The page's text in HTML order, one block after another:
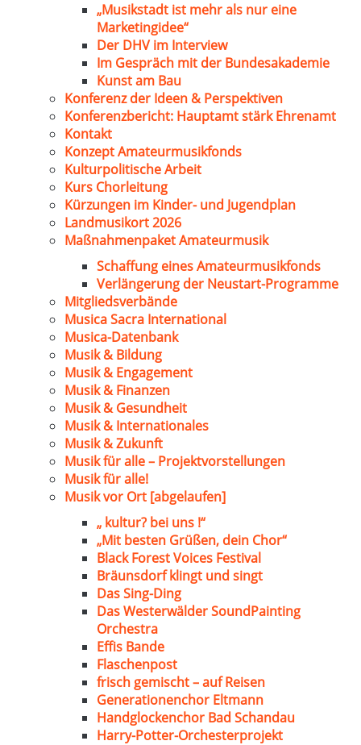
„Musikstadt ist mehr als nur eine
Marketingidee“
Der DHV im Interview
Im Gespräch mit der Bundesakademie
Kunst am Bau
Konferenz der Ideen & Perspektiven
Konferenzbericht: Hauptamt stärk Ehrenamt
Kontakt
Konzept Amateurmusikfonds
Kulturpolitische Arbeit
Kurs Chorleitung
Kürzungen im Kinder- und Jugendplan
Landmusikort 2026
Maßnahmenpaket Amateurmusik
Schaffung eines Amateurmusikfonds
Verlängerung der Neustart-Programme
Mitgliedsverbände
Musica Sacra International
Musica-Datenbank
Musik & Bildung
Musik & Engagement
Musik & Finanzen
Musik & Gesundheit
Musik & Internationales
Musik & Zukunft
Musik für alle – Projektvorstellungen
Musik für alle!
Musik vor Ort [abgelaufen]
„ kultur? bei uns !“
„Mit besten Grüßen, dein Chor“
Black Forest Voices Festival
Bräunsdorf klingt und singt
Das Sing-Ding
Das Westerwälder SoundPainting
Orchestra
Effis Bande
Flaschenpost
frisch gemischt – auf Reisen
Generationenchor Eltmann
Handglockenchor Bad Schandau
Harry-Potter-Orchesterprojekt